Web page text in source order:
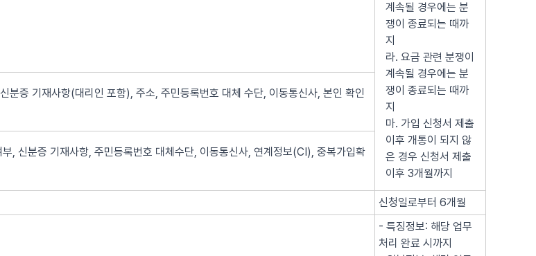
계속될 경우에는 분
쟁이 종료되는 때까
지
라. 요금 관련 분쟁이
계속될 경우에는 분
쟁이 종료되는 때까
지
마. 가입 신청서 제출
이후 개통이 되지 않
은 경우 신청서 제출
이후 3개월까지
분증 기재사항(대리인 포함), 주소, 주민등록번호 대체 수단, 이동통신사, 본인 확인
, 신분증 기재사항, 주민등록번호 대체수단, 이동통신사, 연계정보(CI), 중복가입확
신청일로부터 6개월
- 특징정보: 해당 업무
처리 완료 시까지